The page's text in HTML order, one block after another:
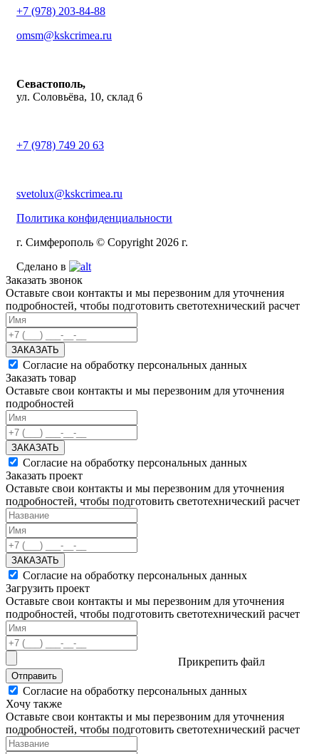
+7 (978) 203-84-88
omsm@kskcrimea.ru
Севастополь,
ул. Соловьёва, 10, склад 6
+7 (978) 749 20 63
svetolux@kskcrimea.ru
Политика конфиденциальности
г. Симферополь © Copyright 2026 г.
Сделано в
Заказать звонок
Оставьте свои контакты и мы перезвоним для уточнения
подробностей, чтобы подготовить светотехнический расчет
ЗАКАЗАТЬ
Согласие на обработку персональных данных
Заказать товар
Оставьте свои контакты и мы перезвоним для уточнения
подробностей
ЗАКАЗАТЬ
Согласие на обработку персональных данных
Заказать проект
Оставьте свои контакты и мы перезвоним для уточнения
подробностей, чтобы подготовить светотехнический расчет
ЗАКАЗАТЬ
Согласие на обработку персональных данных
Загрузить проект
Оставьте свои контакты и мы перезвоним для уточнения
подробностей, чтобы подготовить светотехнический расчет
Прикрепить файл
Отправить
Согласие на обработку персональных данных
Хочу также
Оставьте свои контакты и мы перезвоним для уточнения
подробностей, чтобы подготовить светотехнический расчет